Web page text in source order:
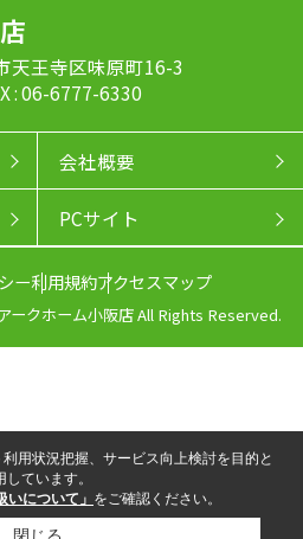
天王寺区味原町16-3
: 06-6777-6330
会社概要
PCサイト
ー利用規約アクセスマップ
クホーム小阪店 All Rights Reserved.
用状況把握、サービス向上検討を目的と
ています。
いについて」 をご確認ください。